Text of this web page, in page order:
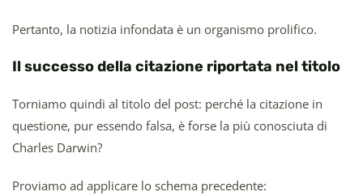
Pertanto, la notizia infondata è un organismo prolifico.
Il successo della citazione riportata nel titolo
Torniamo quindi al titolo del post: perché la citazione in
questione, pur essendo falsa, è forse la più conosciuta di
Charles Darwin?
Proviamo ad applicare lo schema precedente: